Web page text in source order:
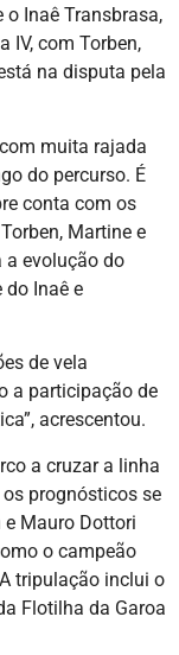
o Inaê Transbrasa,
IV, com Torben,
na disputa pela
muita rajada
do percurso. É
conta com os
Martine e
a evolução do
do Inaê e
de vela
a participação de
acrescentou.
a cruzar a linha
prognósticos se
Mauro Dottori
o campeão
tripulação inclui o
Flotilha da Garoa